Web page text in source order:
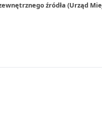
źródła (Urząd